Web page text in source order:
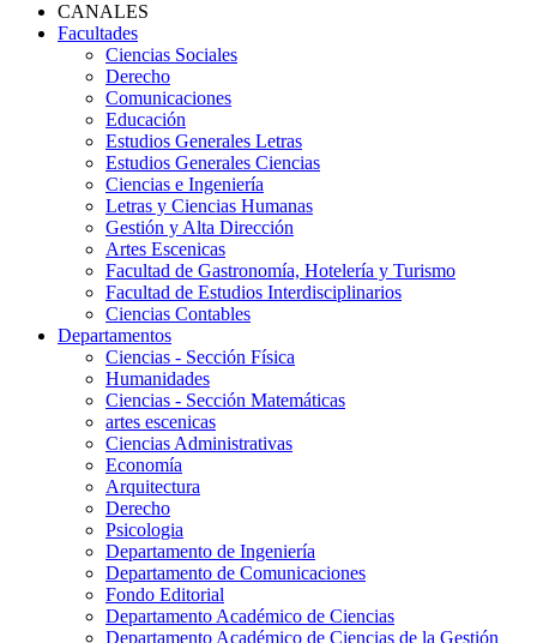
CANALES
Facultades
Ciencias Sociales
Derecho
Comunicaciones
Educación
Estudios Generales Letras
Estudios Generales Ciencias
Ciencias e Ingeniería
Letras y Ciencias Humanas
Gestión y Alta Dirección
Artes Escenicas
Facultad de Gastronomía, Hotelería y Turismo
Facultad de Estudios Interdisciplinarios
Ciencias Contables
Departamentos
Ciencias - Sección Física
Humanidades
Ciencias - Sección Matemáticas
artes escenicas
Ciencias Administrativas
Economía
Arquitectura
Derecho
Psicologia
Departamento de Ingeniería
Departamento de Comunicaciones
Fondo Editorial
Departamento Académico de Ciencias
Departamento Académico de Ciencias de la Gestión